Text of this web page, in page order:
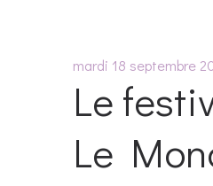
mardi 18 septembre
Le
Le